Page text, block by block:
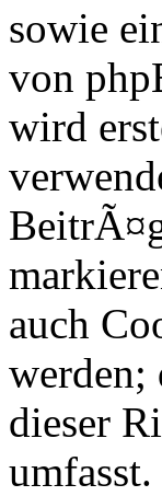
sowie
von
wird
auch
werden;
dieser
umfasst.